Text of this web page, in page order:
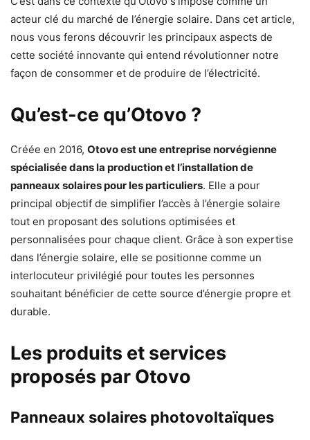
acteur clé du marché de l’énergie solaire. Dans cet article,
nous vous ferons découvrir les principaux aspects de
cette société innovante qui entend révolutionner notre
façon de consommer et de produire de l’électricité.
Qu’est-ce qu’Otovo ?
Créée en 2016, Otovo est une entreprise norvégienne
spécialisée dans la production et l’installation de
panneaux solaires pour les particuliers. Elle a pour
principal objectif de simplifier l’accès à l’énergie solaire
tout en proposant des solutions optimisées et
personnalisées pour chaque client. Grâce à son expertise
dans l’énergie solaire, elle se positionne comme un
interlocuteur privilégié pour toutes les personnes
souhaitant bénéficier de cette source d’énergie propre et
durable.
Les produits et services
proposés par Otovo
Panneaux solaires photovoltaïques